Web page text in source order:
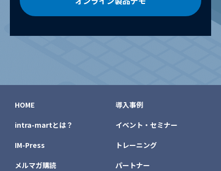
HOME
intra-martとは？
IM-Press
メルマガ購読
導入事例
イベント・セミナー
トレーニング
パートナー